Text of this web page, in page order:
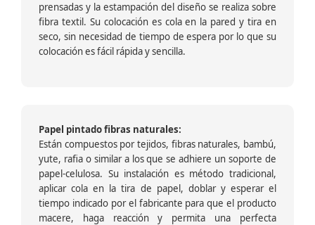
prensadas y la estampación del diseño se realiza sobre
fibra textil. Su colocación es cola en la pared y tira en
seco, sin necesidad de tiempo de espera por lo que su
colocación es fácil rápida y sencilla.
Papel pintado fibras naturales:
Están compuestos por tejidos, fibras naturales, bambú,
yute, rafia o similar a los que se adhiere un soporte de
papel-celulosa. Su instalación es método tradicional,
aplicar cola en la tira de papel, doblar y esperar el
tiempo indicado por el fabricante para que el producto
macere, haga reacción y permita una perfecta